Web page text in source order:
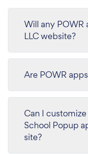
Will any POWR
LLC website?
Are POWR
Can I
School Popup
site?